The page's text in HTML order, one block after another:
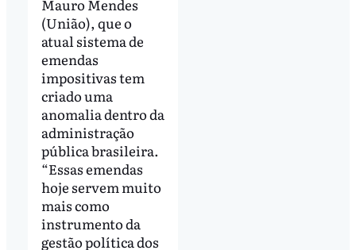
Mauro Mendes
(União), que o
atual sistema de
emendas
impositivas tem
criado uma
anomalia dentro da
administração
pública brasileira.
“Essas emendas
hoje servem muito
mais como
instrumento da
gestão política dos